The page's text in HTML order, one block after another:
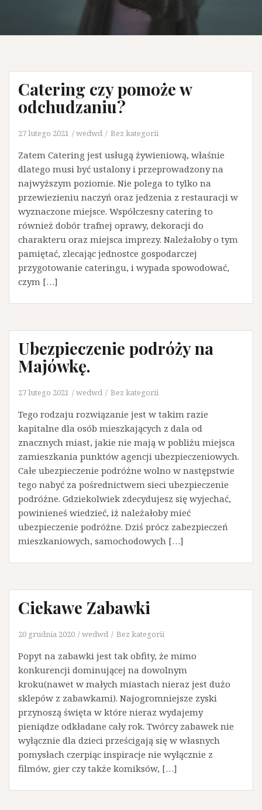
Catering czy pomoże w
odchudzaniu?
27 lutego 2021 wedwd Bez kategorii
Zatem Catering jest usługą żywieniową, właśnie
dlatego musi być ustalony i przeprowadzony na
najwyższym poziomie. Nie polega to tylko na
przewiezieniu naczyń oraz jedzenia z restauracji w
wyznaczone miejsce. Współczesny catering to
również dobór trafnej oprawy, dekoracji do
charakteru oraz miejsca imprezy. Należałoby o tym
pamiętać, zlecając jednostce gospodarczej
przygotowanie cateringu, i wypada spowodować,
czym […]
Ubezpieczenie podróży na
Majówkę.
27 lutego 2021 wedwd Bez kategorii
Tego rodzaju rozwiązanie jest w takim razie
kapitalne dla osób mieszkających z dala od
znacznych miast, jakie nie mają w pobliżu miejsca
zamieszkania punktów agencji ubezpieczeniowych.
Całe ubezpieczenie podróżne wolno w następstwie
tego nabyć za pośrednictwem sieci ubezpieczenie
podróżne. Gdziekolwiek zdecydujesz się wyjechać,
powinieneś wiedzieć, iż należałoby mieć
ubezpieczenie podróżne. Dziś prócz zabezpieczeń
mieszkaniowych, samochodowych […]
Ciekawe Zabawki
20 grudnia 2020 wedwd Bez kategorii
Popyt na zabawki jest tak obfity, że mimo
konkurencji dominującej na dowolnym
kroku(nawet w małych miastach nieraz jest dużo
sklepów z zabawkami). Najogromniejsze zyski
przynoszą święta w które nieraz wydajemy
pieniądze odkładane cały rok. Twórcy zabawek nie
wyłącznie dla dzieci prześcigają się w własnych
pomysłach czerpiąc inspiracje nie wyłącznie z
filmów, gier czy także komiksów, […]